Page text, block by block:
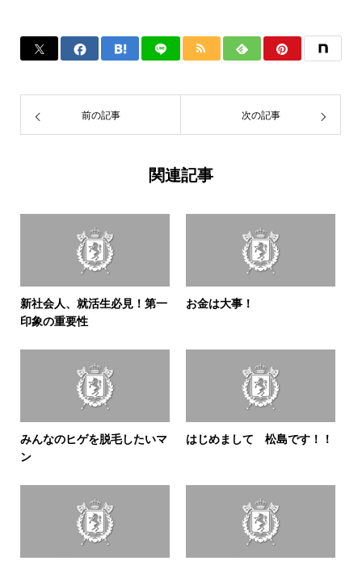
前の記事 次の記事
関連記事
新社会人、就活生必見！第一
印象の重要性
お金は大事！
みんなのヒゲを脱毛したいマ
ン
はじめまして 松島です！！